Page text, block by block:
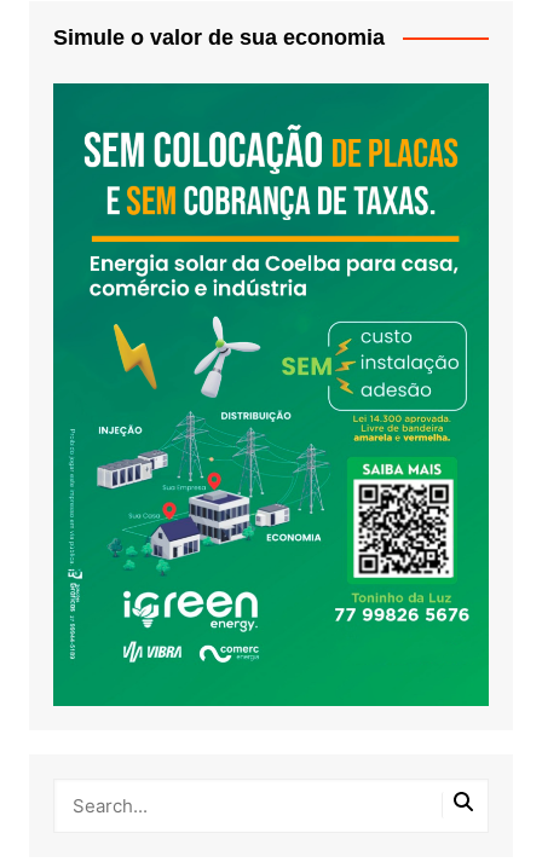
Simule o valor de sua economia